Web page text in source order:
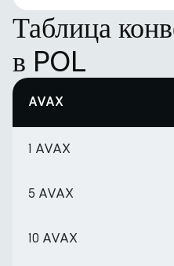
Таблица
в POL
AVAX
1 AVAX
5 AVAX
10 AVAX